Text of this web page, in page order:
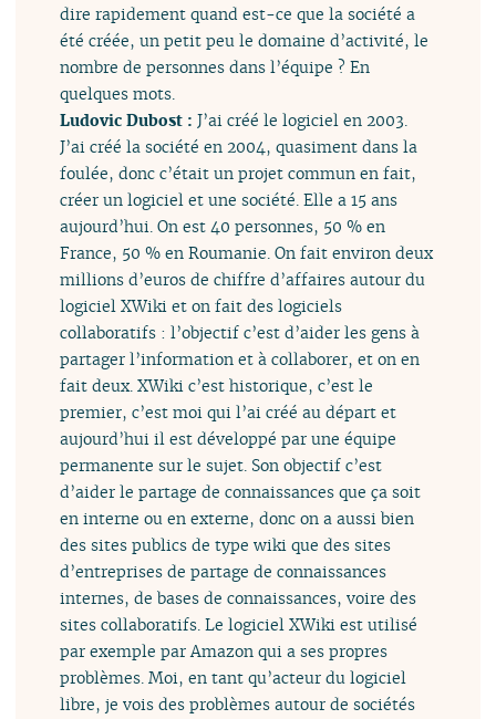
dire rapidement quand est-ce que la société a
été créée, un petit peu le domaine d’activité, le
nombre de personnes dans l’équipe ? En
quelques mots.
Ludovic Dubost :J’ai créé le logiciel en 2003.
J’ai créé la société en 2004, quasiment dans la
foulée, donc c’était un projet commun en fait,
créer un logiciel et une société. Elle a 15 ans
aujourd’hui. On est 40 personnes, 50 % en
France, 50 % en Roumanie. On fait environ deux
millions d’euros de chiffre d’affaires autour du
logiciel XWiki et on fait des logiciels
collaboratifs : l’objectif c’est d’aider les gens à
partager l’information et à collaborer, et on en
fait deux. XWiki c’est historique, c’est le
premier, c’est moi qui l’ai créé au départ et
aujourd’hui il est développé par une équipe
permanente sur le sujet. Son objectif c’est
d’aider le partage de connaissances que ça soit
en interne ou en externe, donc on a aussi bien
des sites publics de type wiki que des sites
d’entreprises de partage de connaissances
internes, de bases de connaissances, voire des
sites collaboratifs. Le logiciel XWiki est utilisé
par exemple par Amazon qui a ses propres
problèmes. Moi, en tant qu’acteur du logiciel
libre, je vois des problèmes autour de sociétés